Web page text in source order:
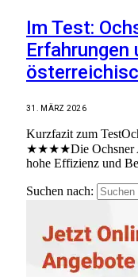
Im Test:
31. MÄRZ 2026
Kurzfazit zum
★★★★Die Ochsner
hohe Effizienz und
Suchen nach: